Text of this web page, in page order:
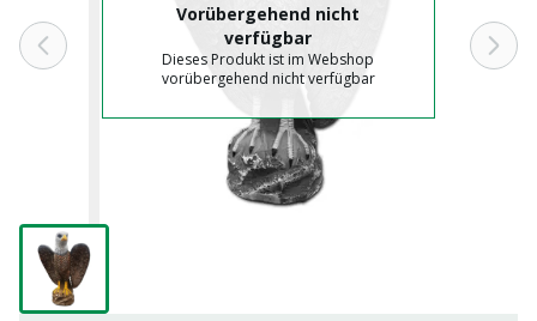
Vorübergehend nicht
verfügbar
Dieses Produkt ist im Webshop
vorübergehend nicht verfügbar